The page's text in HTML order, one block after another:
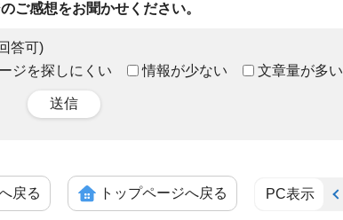
ご感想をお聞かせください。
答可)
ジを探しにくい 情報が少ない 文章量が多い
送信
戻る トップページへ戻る PC表示